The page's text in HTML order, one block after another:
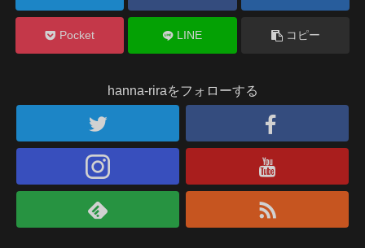
Pocket LINE コピー
hanna-riraをフォローする